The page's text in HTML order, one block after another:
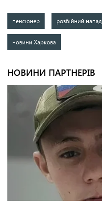
пенсіонер розбійний напад
новини Харкова